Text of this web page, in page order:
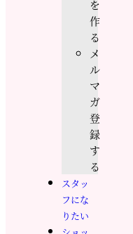
を
作
る
メ
ル
マ
ガ
登
録
す
る
スタッ
フにな
りたい